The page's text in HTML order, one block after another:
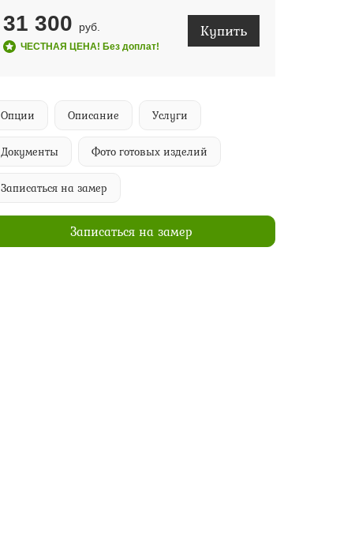
31 300 руб.
ЧЕСТНАЯ ЦЕНА! Без доплат!
Купить
Опции Описание Услуги
Документы Фото готовых изделий
Записаться на замер
Записаться на замер